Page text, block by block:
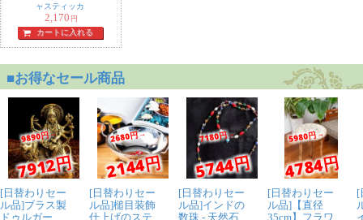
ャスティッカ
2,170 円
カートに入れる